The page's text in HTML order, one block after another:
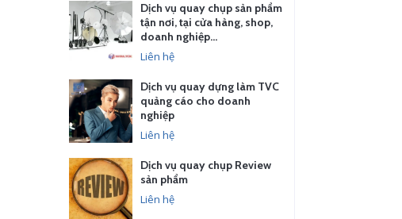
Dịch vụ quay chụp sản phẩm
tận nơi, tại cửa hàng, shop,
doanh nghiệp…
Liên hệ
Dịch vụ quay dựng làm TVC
quảng cáo cho doanh
nghiệp
Liên hệ
Dịch vụ quay chụp Review
sản phẩm
Liên hệ